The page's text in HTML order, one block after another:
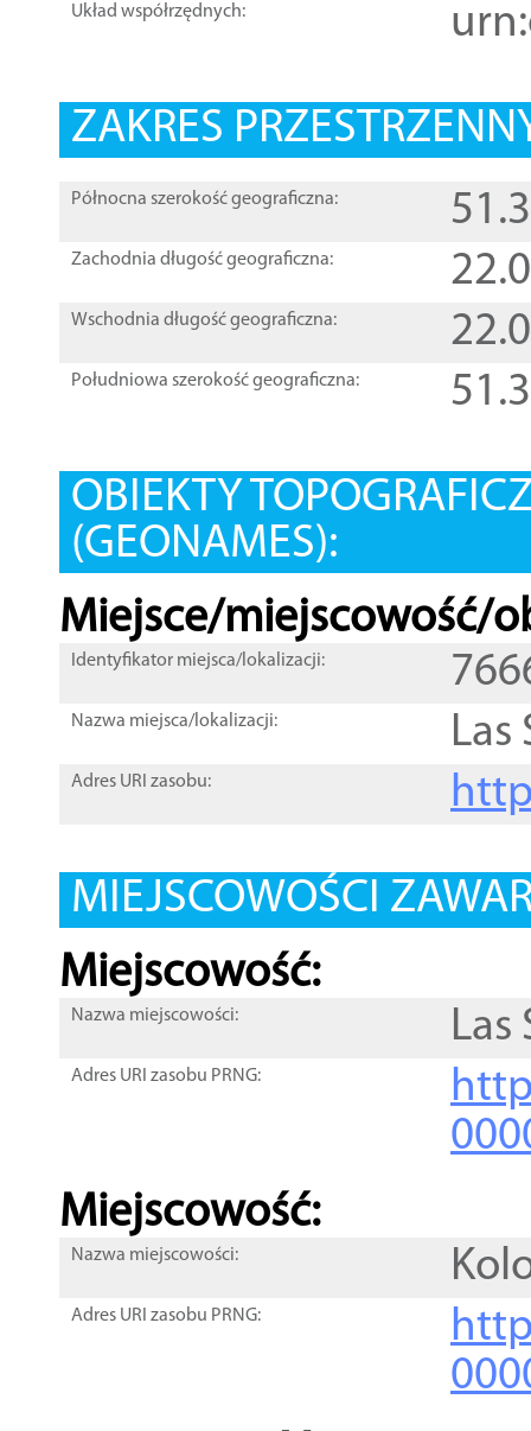
Układ współrzędnych:
ZAKRES
Północna szerokość geograficzna:
Zachodnia długość geograficzna:
Wschodnia długość geograficzna:
Południowa szerokość geograficzna:
OBIEKTY
(GEONAMES):
Miejsce/miejscowość/
Identyfikator miejsca/lokalizacji:
Nazwa miejsca/lokalizacji: Las
Adres URI zasobu:
MIEJSCOWOŚCI
Miejscowość:
Nazwa miejscowości: Las
Adres URI zasobu PRNG:
Miejscowość:
Nazwa miejscowości:
Adres URI zasobu PRNG: